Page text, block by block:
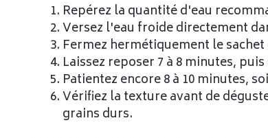
Repérez la quantité d'eau
Versez l'eau froide directement
Fermez hermétiquement le
Laissez reposer 7 à 8 minutes,
Patientez encore 8 à 10 minutes,
Vérifiez la texture avant de
grains durs.